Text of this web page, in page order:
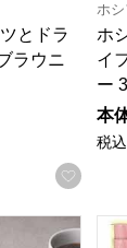
とドラ
ラウニ
お気
ホ
ホ
イ
ー
本
税込
ーツギフトロ